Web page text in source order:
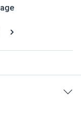
la page